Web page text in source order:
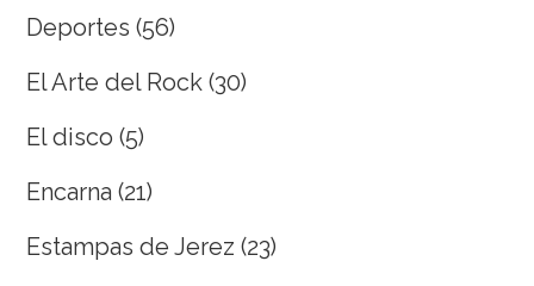
Deportes (56)
El Arte del Rock (30)
El disco (5)
Encarna (21)
Estampas de Jerez (23)